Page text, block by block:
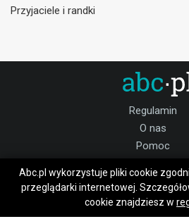
Przyjaciele i randki
Regulamin
O nas
Pomoc
Praca wołowski
Dołącz do nas:
Abc.pl wykorzystuje pliki cookie
przeglądarki internetowej.
cookie znajdziesz w